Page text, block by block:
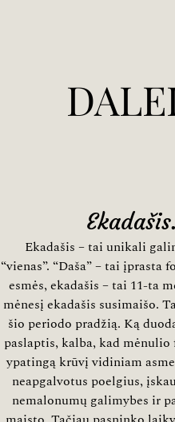
Ekadašis – tai unikali
“vienas”. “Daša” – tai
esmės, ekadašis – tai 11-ta
mėnesį ekadašis susimaišo.
šio periodo pradžią. Ką
paslaptis, kalba, kad
ypatingą krūvį vidiniam
neapgalvotus poelgius,
nemalonumų galimybes ir